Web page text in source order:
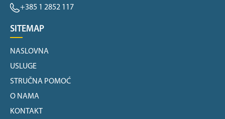
+385 1 2852 117
SITEMAP
NASLOVNA
USLUGE
STRUČNA POMOĆ
O NAMA
KONTAKT